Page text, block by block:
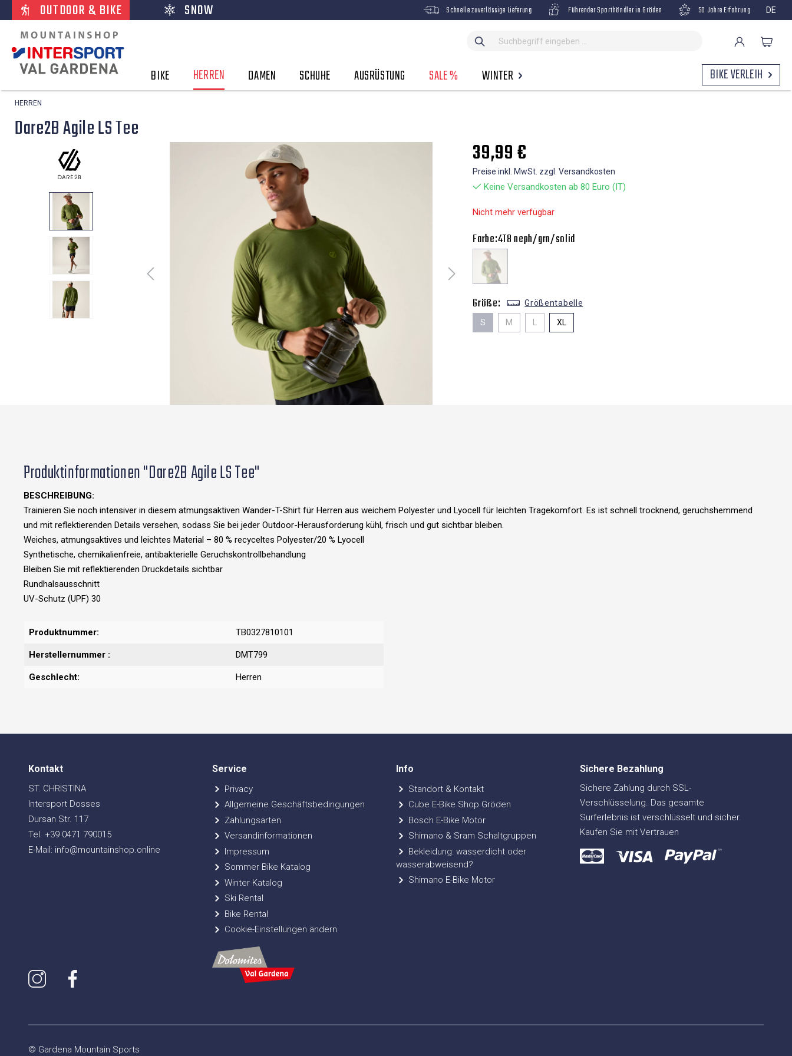
OUTDOOR & BIKE SNOW Schnelle zuverlässige Lieferung Führender Sporthändler in Gröden 50 Jahre Erfahrung DE
BIKE HERREN DAMEN SCHUHE AUSRÜSTUNG SALE % WINTER BIKE VERLEIH
HERREN
Dare2B Agile LS Tee
39,99 €
Preise inkl. MwSt. zzgl. Versandkosten
Keine Versandkosten ab 80 Euro (IT)
Nicht mehr verfügbar
Farbe:4T8 neph/grn/solid
Größe: Größentabelle
S M L XL
Produktinformationen "Dare2B Agile LS Tee"
BESCHREIBUNG:
Trainieren Sie noch intensiver in diesem atmungsaktiven Wander-T-Shirt für Herren aus weichem Polyester und Lyocell für leichten Tragekomfort. Es ist schnell trocknend, geruchshemmend
und mit reflektierenden Details versehen, sodass Sie bei jeder Outdoor-Herausforderung kühl, frisch und gut sichtbar bleiben.
Weiches, atmungsaktives und leichtes Material – 80 % recyceltes Polyester/20 % Lyocell
Synthetische, chemikalienfreie, antibakterielle Geruchskontrollbehandlung
Bleiben Sie mit reflektierenden Druckdetails sichtbar
Rundhalsausschnitt
UV-Schutz (UPF) 30
Produktnummer: TB0327810101
Herstellernummer : DMT799
Geschlecht: Herren
Kontakt
ST. CHRISTINA
Intersport Dosses
Dursan Str. 117
Tel. +39 0471 790015
E-Mail: info@mountainshop.online
Service
Privacy
Allgemeine Geschäftsbedingungen
Zahlungsarten
Versandinformationen
Impressum
Sommer Bike Katalog
Winter Katalog
Ski Rental
Bike Rental
Cookie-Einstellungen ändern
Info
Standort & Kontakt
Cube E-Bike Shop Gröden
Bosch E-Bike Motor
Shimano & Sram Schaltgruppen
Bekleidung: wasserdicht oder
wasserabweisend?
Shimano E-Bike Motor
Sichere Bezahlung
Sichere Zahlung durch SSL-
Verschlüsselung. Das gesamte
Surferlebnis ist verschlüsselt und sicher.
Kaufen Sie mit Vertrauen
© Gardena Mountain Sports